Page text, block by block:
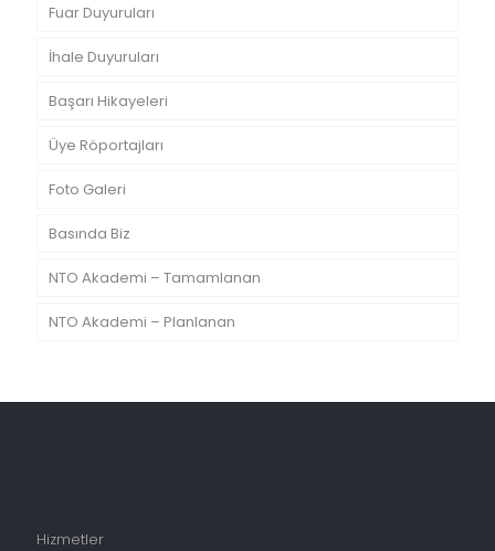
Fuar Duyuruları
İhale Duyuruları
Başarı Hikayeleri
Üye Röportajları
Foto Galeri
Basında Biz
NTO Akademi – Tamamlanan
NTO Akademi – Planlanan
Hizmetler